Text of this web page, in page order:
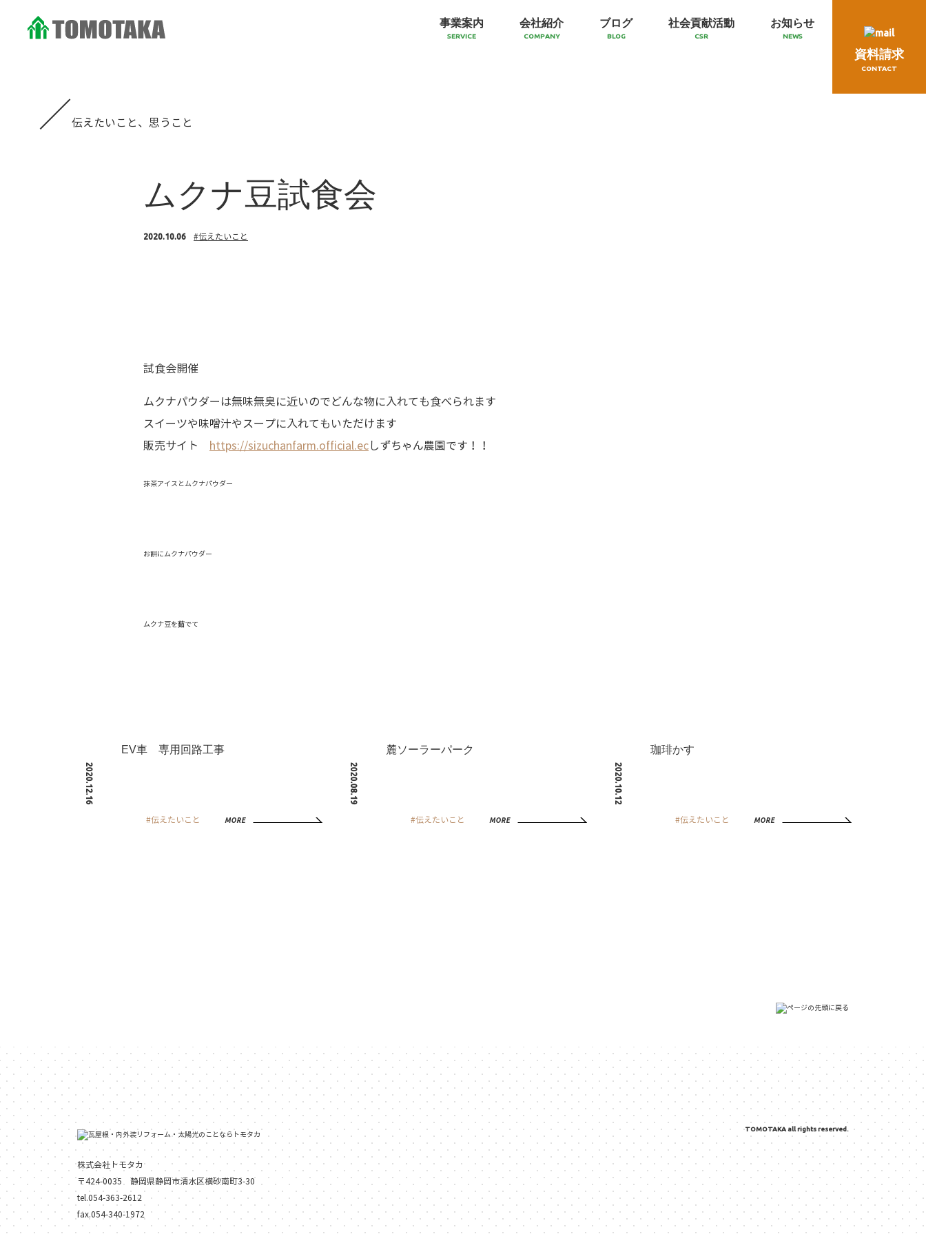
事業案内
SERVICE
会社紹介
COMPANY
ブログ
BLOG
社会貢献活動
CSR
お知らせ
NEWS
資料請求
CONTACT
BLOG
伝えたいこと、思うこと
ムクナ豆試食会
2020.10.06 #伝えたいこと
試食会開催
ムクナパウダーは無味無臭に近いのでどんな物に入れても食べられます
スイーツや味噌汁やスープに入れてもいただけます
販売サイト
https://sizuchanfarm.official.ec しずちゃん農園です！！
抹茶アイスとムクナパウダー
お餅にムクナパウダー
ムクナ豆を茹でて
2020.12.16
EV車 専用回路工事
#伝えたいこと MORE
2020.08.19
麓ソーラーパーク
#伝えたいこと MORE
2020.10.12
珈琲かす
#伝えたいこと MORE
株式会社トモタカ
〒424-0035 静岡県静岡市清水区横砂南町3-30
tel.054-363-2612
fax.054-340-1972
TOMOTAKA all rights reserved.